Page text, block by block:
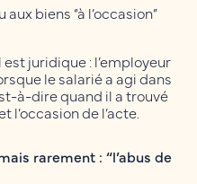
biens “à l’occasion”
juridique : l’employeur
le salarié a agi dans
à-dire quand il a trouvé
l’occasion de l’acte.
rarement : “l’abus de